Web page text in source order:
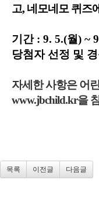
고, 네모네모 퀴즈
기간 : 9. 5.(월) ~
당첨자 선정 및
자세한 사항은 어
www.jbchild.kr을
목록 이전글 다음글